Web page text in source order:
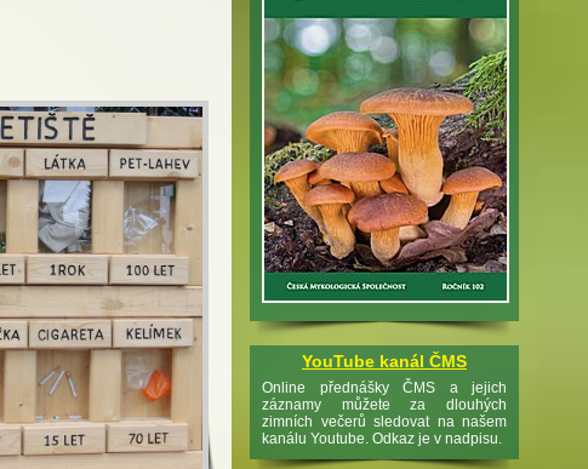
YouTube kanál ČMS
Online přednášky ČMS a jejich
záznamy můžete za dlouhých
zimních večerů sledovat na našem
kanálu Youtube. Odkaz je v nadpisu.